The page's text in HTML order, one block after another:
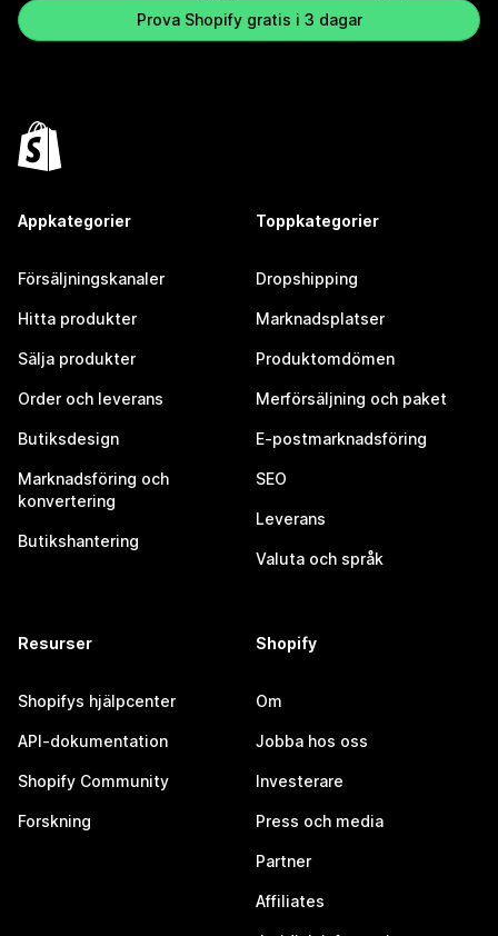
Prova Shopify gratis i 3 dagar
Appkategorier
Försäljningskanaler
Hitta produkter
Sälja produkter
Order och leverans
Butiksdesign
Marknadsföring och
konvertering
Butikshantering
Toppkategorier
Dropshipping
Marknadsplatser
Produktomdömen
Merförsäljning och paket
E-postmarknadsföring
SEO
Leverans
Valuta och språk
Resurser
Shopifys hjälpcenter
API-dokumentation
Shopify Community
Forskning
Shopify
Om
Jobba hos oss
Investerare
Press och media
Partner
Affiliates